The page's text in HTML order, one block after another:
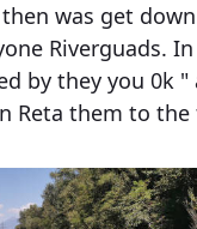
was get
Riverguads.
by they you 0k "
Reta them to